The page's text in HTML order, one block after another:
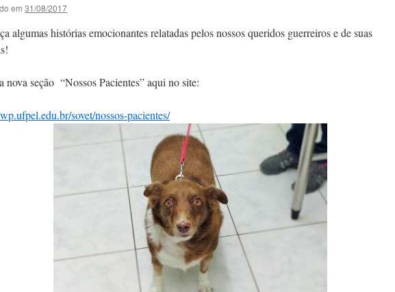
em 31/08/2017
algumas histórias emocionantes relatadas pelos nossos queridos guerreiros e de suas
nova seção “Nossos Pacientes” aqui no site:
sovet/nossos-pacientes/